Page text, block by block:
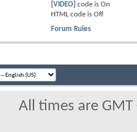
[VIDEO] code is On
HTML code is Off
Forum Rules
All times are